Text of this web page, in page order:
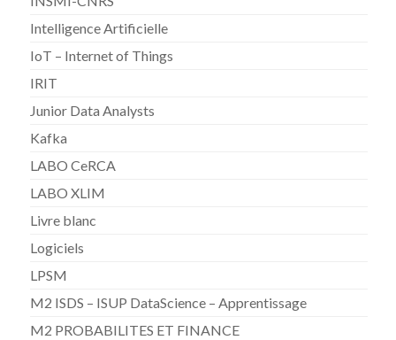
Intelligence Artificielle
IoT – Internet of Things
IRIT
Junior Data Analysts
Kafka
LABO CeRCA
LABO XLIM
Livre blanc
Logiciels
LPSM
M2 ISDS – ISUP DataScience – Apprentissage
M2 PROBABILITES ET FINANCE